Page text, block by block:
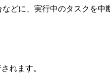
どに、実行中のタスクを
れます。